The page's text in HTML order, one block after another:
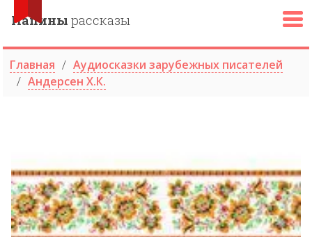
Папины рассказы
Главная
Аудиосказки зарубежных писателей
Андерсен Х.К.